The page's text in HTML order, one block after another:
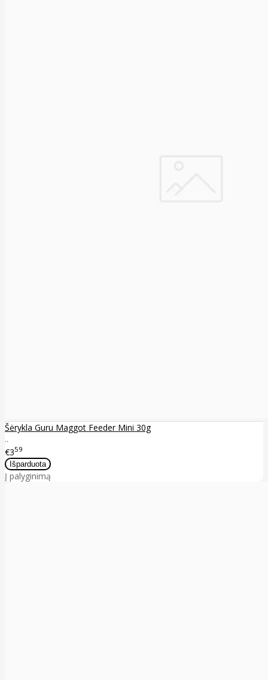
Šėrykla Guru Maggot Feeder Mini 30g
..
€359
Į palyginimą